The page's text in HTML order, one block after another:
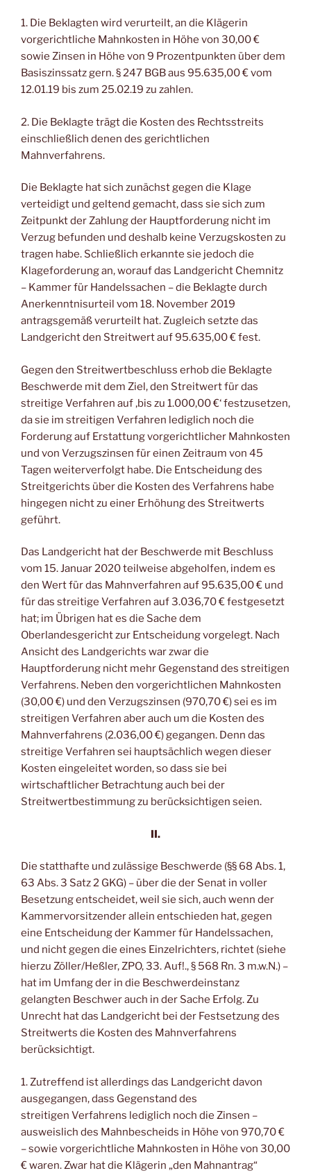
1. Die Beklagten wird verurteilt, an die Klägerin
vorgerichtliche Mahnkosten in Höhe von 30,00 €
sowie Zinsen in Höhe von 9 Prozentpunkten über dem
Basiszinssatz gern. § 247 BGB aus 95.635,00 € vom
12.01.19 bis zum 25.02.19 zu zahlen.
2. Die Beklagte trägt die Kosten des Rechtsstreits
einschließlich denen des gerichtlichen
Mahnverfahrens.
Die Beklagte hat sich zunächst gegen die Klage
verteidigt und geltend gemacht, dass sie sich zum
Zeitpunkt der Zahlung der Hauptforderung nicht im
Verzug befunden und deshalb keine Verzugskosten zu
tragen habe. Schließlich erkannte sie jedoch die
Klageforderung an, worauf das Landgericht Chemnitz
– Kammer für Handelssachen – die Beklagte durch
Anerkenntnisurteil vom 18. November 2019
antragsgemäß verurteilt hat. Zugleich setzte das
Landgericht den Streitwert auf 95.635,00 € fest.
Gegen den Streitwertbeschluss erhob die Beklagte
Beschwerde mit dem Ziel, den Streitwert für das
streitige Verfahren auf ‚bis zu 1.000,00 €‘ festzusetzen,
da sie im streitigen Verfahren lediglich noch die
Forderung auf Erstattung vorgerichtlicher Mahnkosten
und von Verzugszinsen für einen Zeitraum von 45
Tagen weiterverfolgt habe. Die Entscheidung des
Streitgerichts über die Kosten des Verfahrens habe
hingegen nicht zu einer Erhöhung des Streitwerts
geführt.
Das Landgericht hat der Beschwerde mit Beschluss
vom 15. Januar 2020 teilweise abgeholfen, indem es
den Wert für das Mahnverfahren auf 95.635,00 € und
für das streitige Verfahren auf 3.036,70 € festgesetzt
hat; im Übrigen hat es die Sache dem
Oberlandesgericht zur Entscheidung vorgelegt. Nach
Ansicht des Landgerichts war zwar die
Hauptforderung nicht mehr Gegenstand des streitigen
Verfahrens. Neben den vorgerichtlichen Mahnkosten
(30,00 €) und den Verzugszinsen (970,70 €) sei es im
streitigen Verfahren aber auch um die Kosten des
Mahnverfahrens (2.036,00 €) gegangen. Denn das
streitige Verfahren sei hauptsächlich wegen dieser
Kosten eingeleitet worden, so dass sie bei
wirtschaftlicher Betrachtung auch bei der
Streitwertbestimmung zu berücksichtigen seien.
II.
Die statthafte und zulässige Beschwerde (§§ 68 Abs. 1,
63 Abs. 3 Satz 2 GKG) – über die der Senat in voller
Besetzung entscheidet, weil sie sich, auch wenn der
Kammervorsitzender allein entschieden hat, gegen
eine Entscheidung der Kammer für Handelssachen,
und nicht gegen die eines Einzelrichters, richtet (siehe
hierzu Zöller/Heßler, ZPO, 33. Auf!., § 568 Rn. 3 m.w.N.) –
hat im Umfang der in die Beschwerdeinstanz
gelangten Beschwer auch in der Sache Erfolg. Zu
Unrecht hat das Landgericht bei der Festsetzung des
Streitwerts die Kosten des Mahnverfahrens
berücksichtigt.
1. Zutreffend ist allerdings das Landgericht davon
ausgegangen, dass Gegenstand des
streitigen Verfahrens lediglich noch die Zinsen –
ausweislich des Mahnbescheids in Höhe von 970,70 €
– sowie vorgerichtliche Mahnkosten in Höhe von 30,00
€ waren. Zwar hat die Klägerin „den Mahnantrag“